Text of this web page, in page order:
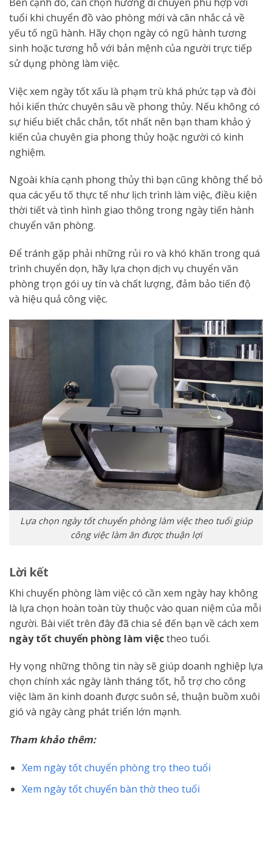
tuổi khi chuyển đồ vào phòng mới và cân nhắc cả về
yếu tố ngũ hành. Hãy chọn ngày có ngũ hành tương
sinh hoặc tương hỗ với bản mệnh của người trực tiếp
sử dụng phòng làm việc.
Việc xem ngày tốt xấu là phạm trù khá phức tạp và đòi
hỏi kiến thức chuyên sâu về phong thủy. Nếu không có
sự hiểu biết chắc chắn, tốt nhất nên bạn tham khảo ý
kiến của chuyên gia phong thủy hoặc người có kinh
nghiệm.
Ngoài khía cạnh phong thủy thì bạn cũng không thể bỏ
qua các yếu tố thực tế như lịch trình làm việc, điều kiện
thời tiết và tình hình giao thông trong ngày tiến hành
chuyển văn phòng.
Để tránh gặp phải những rủi ro và khó khăn trong quá
trình chuyển dọn, hãy lựa chọn dịch vụ chuyển văn
phòng trọn gói uy tín và chất lượng, đảm bảo tiến độ
và hiệu quả công việc.
Lựa chọn ngày tốt chuyển phòng làm việc theo tuổi giúp
công việc làm ăn được thuận lợi
Lời kết
Khi chuyển phòng làm việc có cần xem ngày hay không
là lựa chọn hoàn toàn tùy thuộc vào quan niệm của mỗi
người. Bài viết trên đây đã chia sẻ đến bạn về cách xem
ngày tốt chuyển phòng làm việctheo tuổi.
Hy vọng những thông tin này sẽ giúp doanh nghiệp lựa
chọn chính xác ngày lành tháng tốt, hỗ trợ cho công
việc làm ăn kinh doanh được suôn sẻ, thuận buồm xuôi
gió và ngày càng phát triển lớn mạnh.
Tham khảo thêm:
Xem ngày tốt chuyển phòng trọ theo tuổi
Xem ngày tốt chuyển bàn thờ theo tuổi